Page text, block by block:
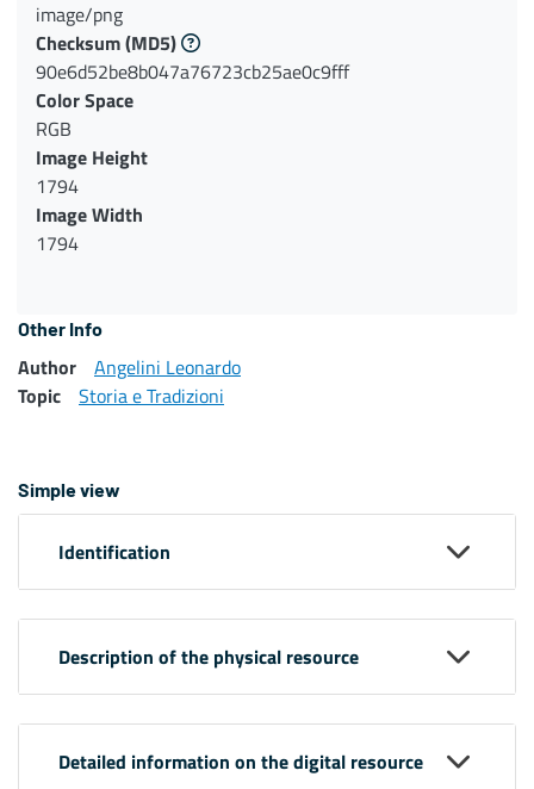
image/png
Checksum(MD5)
90e6d52be8b047a76723cb25ae0c9fff
Color Space
RGB
Image Height
1794
Image Width
1794
Other Info
Author
Angelini Leonardo
Topic
Storia e Tradizioni
Simple view
Identification
Description of the physical resource
Detailed information on the digital resource